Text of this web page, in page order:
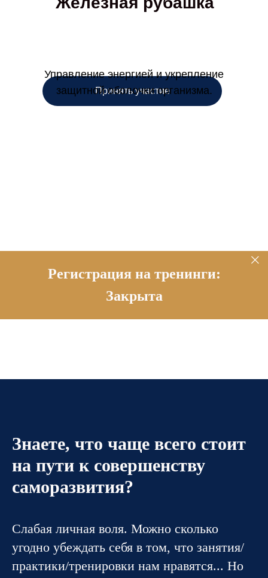
Принять участие
Управление энергией и укрепление
защитной оболочки организма.
Регистрация на тренинги:
Закрыта
Знаете, что чаще всего стоит
на пути к совершенству
саморазвития?
Слабая личная воля. Можно сколько
угодно убеждать себя в том, что занятия/
практики/тренировки нам нравятся... Но